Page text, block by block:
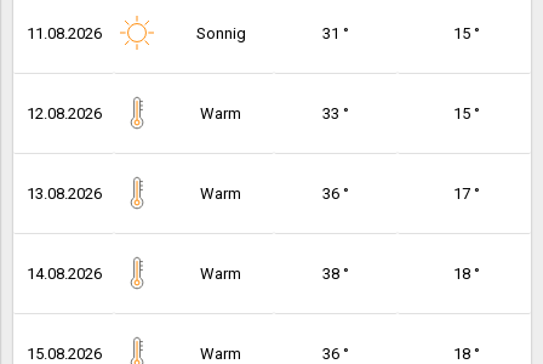
11.08.2026 Sonnig 31 ° 15 °
12.08.2026 Warm 33 ° 15 °
13.08.2026 Warm 36 ° 17 °
14.08.2026 Warm 38 ° 18 °
15.08.2026 Warm 36 ° 18 °